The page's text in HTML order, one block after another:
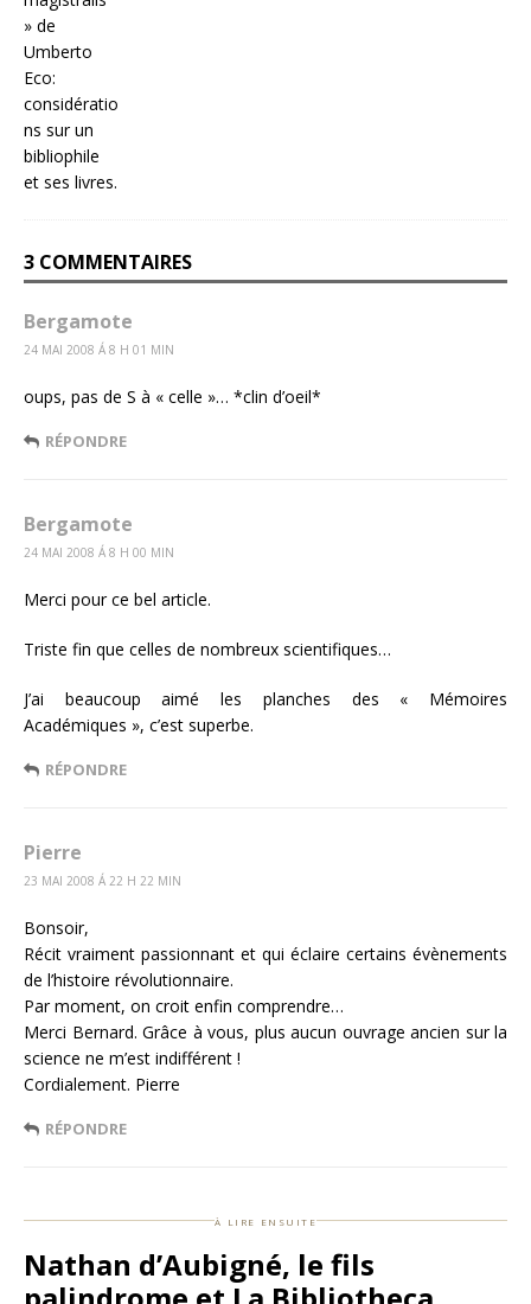
3 COMMENTAIRES
Bergamote
24 MAI 2008 Á 8 H 01 MIN
oups, pas de S à « celle »… *clin d’oeil*
RÉPONDRE
Bergamote
24 MAI 2008 Á 8 H 00 MIN
Merci pour ce bel article.
Triste fin que celles de nombreux scientifiques…
J’ai beaucoup aimé les planches des « Mémoires
Académiques », c’est superbe.
RÉPONDRE
Pierre
23 MAI 2008 Á 22 H 22 MIN
Bonsoir,
Récit vraiment passionnant et qui éclaire certains évènements
de l’histoire révolutionnaire.
Par moment, on croit enfin comprendre…
Merci Bernard. Grâce à vous, plus aucun ouvrage ancien sur la
science ne m’est indifférent !
Cordialement. Pierre
RÉPONDRE
à lire ensuite
Nathan d’Aubigné, le fils